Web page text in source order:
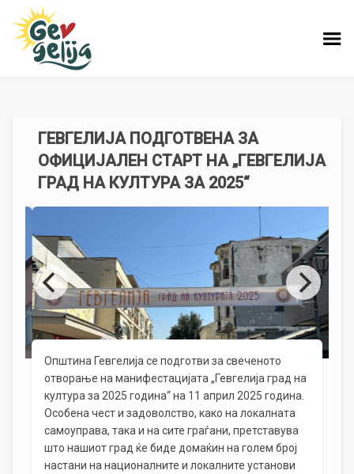
ГЕВГЕЛИЈА ПОДГОТВЕНА ЗА
ОФИЦИЈАЛЕН СТАРТ НА „ГЕВГЕЛИЈА
ГРАД НА КУЛТУРА ЗА 2025“
Општина Гевгелија се подготви за свеченото
отворање на манифестацијата „Гевгелија град на
култура за 2025 година“ на 11 април 2025 година.
Особена чест и задоволство, како на локалната
самоуправа, така и на сите граѓани, претставува
што нашиот град ќе биде домаќин на голем број
настани на националните и локалните установи